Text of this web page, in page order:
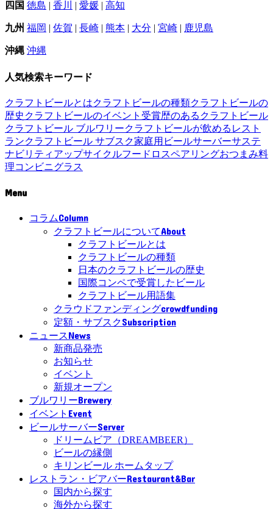
四国 徳島 | 香川 | 愛媛 | 高知
九州 福岡 | 佐賀 | 長崎 | 熊本 | 大分 | 宮崎 | 鹿児島
沖縄 沖縄
人気検索キーワード
クラフトビールとはクラフトビールの種類クラフトビールの
歴史 クラフトビールのイベント 受賞歴のあるクラフトビール
クラフトビール ブルワリークラフトビールが飲めるレスト
ランクラフトビール サブスク家庭用ビールサーバーサステ
ナビリティ アップサイクルフードロスペアリングおつまみ料
理コンビニグラス
Menu
コラムColumn
クラフトビールについてAbout
クラフトビールとは
クラフトビールの種類
日本のクラフトビールの歴史
国際コンペで受賞したビール
クラフトビール用語集
クラウドファンディングcrowdfunding
定額・サブスクSubscription
ニュースNews
新商品発売
お知らせ
イベント
新規オープン
ブルワリーBrewery
イベント Event
ビールサーバーServer
ドリームビア（DREAMBEER）
ビールの縁側
キリンビール ホームタップ
レストラン・ビアバーRestaurant&Bar
国内から探す
海外から探す